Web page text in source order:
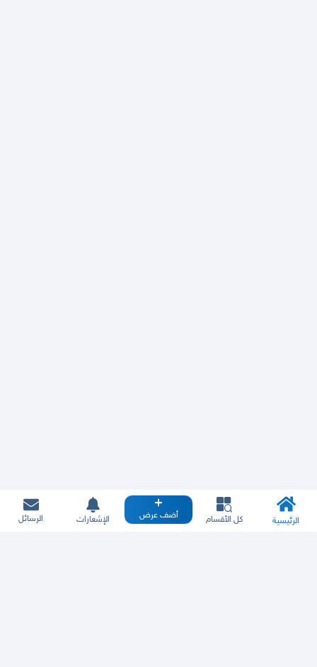
الرئيسية كل الأقسام أضف عرض الإشعارات الرسائل